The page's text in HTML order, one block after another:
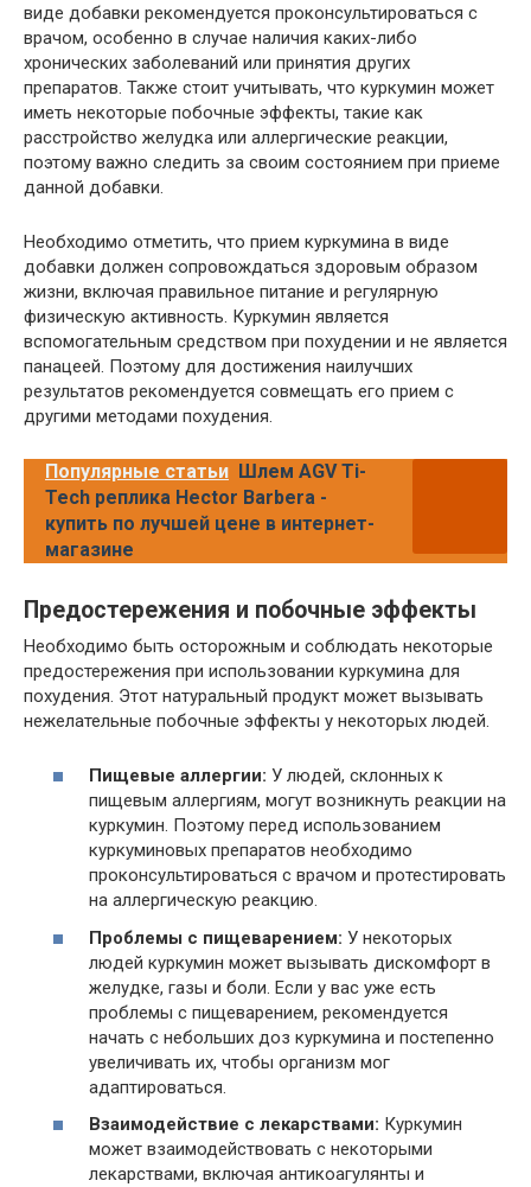
виде добавки рекомендуется проконсультироваться с
врачом, особенно в случае наличия каких-либо
хронических заболеваний или принятия других
препаратов. Также стоит учитывать, что куркумин может
иметь некоторые побочные эффекты, такие как
расстройство желудка или аллергические реакции,
поэтому важно следить за своим состоянием при приеме
данной добавки.
Необходимо отметить, что прием куркумина в виде
добавки должен сопровождаться здоровым образом
жизни, включая правильное питание и регулярную
физическую активность. Куркумин является
вспомогательным средством при похудении и не является
панацеей. Поэтому для достижения наилучших
результатов рекомендуется совмещать его прием с
другими методами похудения.
Популярные статьи Шлем AGV Ti-
Tech реплика Hector Barbera -
купить по лучшей цене в интернет-
магазине
Предостережения и побочные эффекты
Необходимо быть осторожным и соблюдать некоторые
предостережения при использовании куркумина для
похудения. Этот натуральный продукт может вызывать
нежелательные побочные эффекты у некоторых людей.
Пищевые аллергии: У людей, склонных к
пищевым аллергиям, могут возникнуть реакции на
куркумин. Поэтому перед использованием
куркуминовых препаратов необходимо
проконсультироваться с врачом и протестировать
на аллергическую реакцию.
Проблемы с пищеварением: У некоторых
людей куркумин может вызывать дискомфорт в
желудке, газы и боли. Если у вас уже есть
проблемы с пищеварением, рекомендуется
начать с небольших доз куркумина и постепенно
увеличивать их, чтобы организм мог
адаптироваться.
Взаимодействие с лекарствами: Куркумин
может взаимодействовать с некоторыми
лекарствами, включая антикоагулянты и